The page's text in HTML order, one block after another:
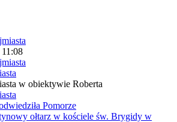
w obiektywie Roberta
Pomorze
ołtarz w kościele św. Brygidy w